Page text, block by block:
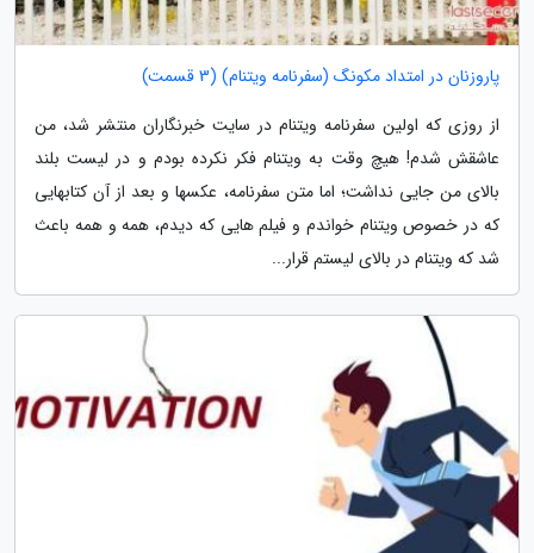
پاروزنان در امتداد مکونگ (سفرنامه ویتنام) (3 قسمت)
از روزی که اولین سفرنامه ویتنام در سایت خبرنگاران منتشر شد، من
عاشقش شدم! هیچ وقت به ویتنام فکر نکرده بودم و در لیست بلند
بالای من جایی نداشت؛ اما متن سفرنامه، عکسها و بعد از آن کتابهایی
که در خصوص ویتنام خواندم و فیلم هایی که دیدم، همه و همه باعث
شد که ویتنام در بالای لیستم قرار...